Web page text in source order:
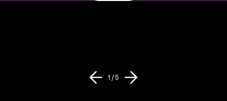
1 / 5